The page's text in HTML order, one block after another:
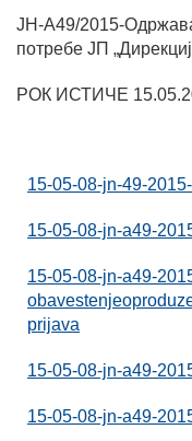
ЈН-А49/2015-
потребе ЈП
РОК ИСТИЧЕ
15-05-08-jn-49-
15-05-08-jn-a49-
15-05-08-jn-a49-
prijava
15-05-08-jn-a49-
15-05-08-jn-a49-